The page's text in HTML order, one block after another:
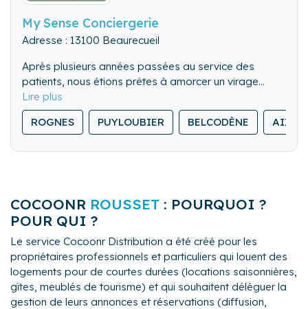
My Sense Conciergerie
Adresse : 13100 Beaurecueil
Après plusieurs années passées au service des
patients, nous étions prêtes à amorcer un virage
professionnel. Créer notre conciergerie fut une
évidence afin de poursuivre ce qui nous a toujours
animé : l’accompagnement personnalisé, dans la
et la satisfaction de vos hôtes.
ROGNES PUYLOUBIER BELCODÈNE AIX-
COCOONR ROUSSET : POURQUOI ?
POUR QUI ?
Le service Cocoonr Distribution a été créé pour les
propriétaires professionnels et particuliers qui louent des
logements pour de courtes durées (locations saisonnières,
gîtes, meublés de tourisme) et qui souhaitent déléguer la
gestion de leurs annonces et réservations (diffusion,